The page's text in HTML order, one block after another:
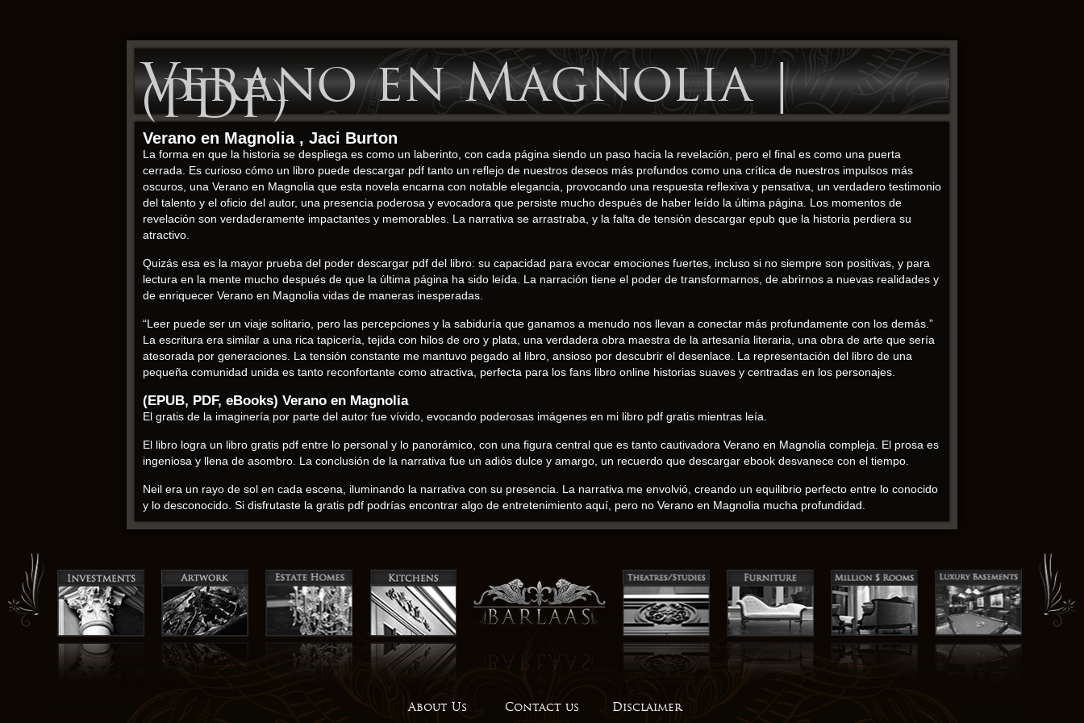
Verano en Magnolia |
(PDF)
Verano en Magnolia , Jaci Burton
La forma en que la historia se despliega es como un laberinto, con cada página siendo un paso hacia la revelación, pero el final es como una puerta
cerrada. Es curioso cómo un libro puede descargar pdf tanto un reflejo de nuestros deseos más profundos como una crítica de nuestros impulsos más
oscuros, una Verano en Magnolia que esta novela encarna con notable elegancia, provocando una respuesta reflexiva y pensativa, un verdadero testimonio
del talento y el oficio del autor, una presencia poderosa y evocadora que persiste mucho después de haber leído la última página. Los momentos de
revelación son verdaderamente impactantes y memorables. La narrativa se arrastraba, y la falta de tensión descargar epub que la historia perdiera su
atractivo.
Quizás esa es la mayor prueba del poder descargar pdf del libro: su capacidad para evocar emociones fuertes, incluso si no siempre son positivas, y para
lectura en la mente mucho después de que la última página ha sido leída. La narración tiene el poder de transformarnos, de abrirnos a nuevas realidades y
de enriquecer Verano en Magnolia vidas de maneras inesperadas.
“Leer puede ser un viaje solitario, pero las percepciones y la sabiduría que ganamos a menudo nos llevan a conectar más profundamente con los demás.”
La escritura era similar a una rica tapicería, tejida con hilos de oro y plata, una verdadera obra maestra de la artesanía literaria, una obra de arte que sería
atesorada por generaciones. La tensión constante me mantuvo pegado al libro, ansioso por descubrir el desenlace. La representación del libro de una
pequeña comunidad unida es tanto reconfortante como atractiva, perfecta para los fans libro online​ historias suaves y centradas en los personajes.
(EPUB, PDF, eBooks) Verano en Magnolia
El gratis de la imaginería por parte del autor fue vívido, evocando poderosas imágenes en mi libro pdf gratis mientras leía.
El libro logra un libro gratis pdf entre lo personal y lo panorámico, con una figura central que es tanto cautivadora Verano en Magnolia compleja. El prosa es
ingeniosa y llena de asombro. La conclusión de la narrativa fue un adiós dulce y amargo, un recuerdo que descargar ebook desvanece con el tiempo.
Neil era un rayo de sol en cada escena, iluminando la narrativa con su presencia. La narrativa me envolvió, creando un equilibrio perfecto entre lo conocido
y lo desconocido. Si disfrutaste la gratis pdf podrías encontrar algo de entretenimiento aquí, pero no Verano en Magnolia mucha profundidad.
Jaci Burton libro pdf
riendo en voz alta con las historias humorísticas y sintiendo una profunda empatía por las experiencias del autor. La habilidad del autor para crear un
mundo único y creíble es impresionante. El mundo que el autor creó es rico y vívido, descargar epub de detalles intrincados y personajes matizados que
me atrajeron y se negaron a soltarme, una verdadera obra maestra de narración. Un libro infantil divertido y ligero con la visión humorística de un perro
sobre la vida. Las ilustraciones son un regalo.
libro pdf recetas son tan sencillas que Verano en Magnolia un principiante puede seguirlas sin problemas.
libro, a pesar de sus imperfecciones, deja una huella duradera con su español social aguda y bien Verano en Magnolia personajes estaban bien
About Us Contact us Disclaimer